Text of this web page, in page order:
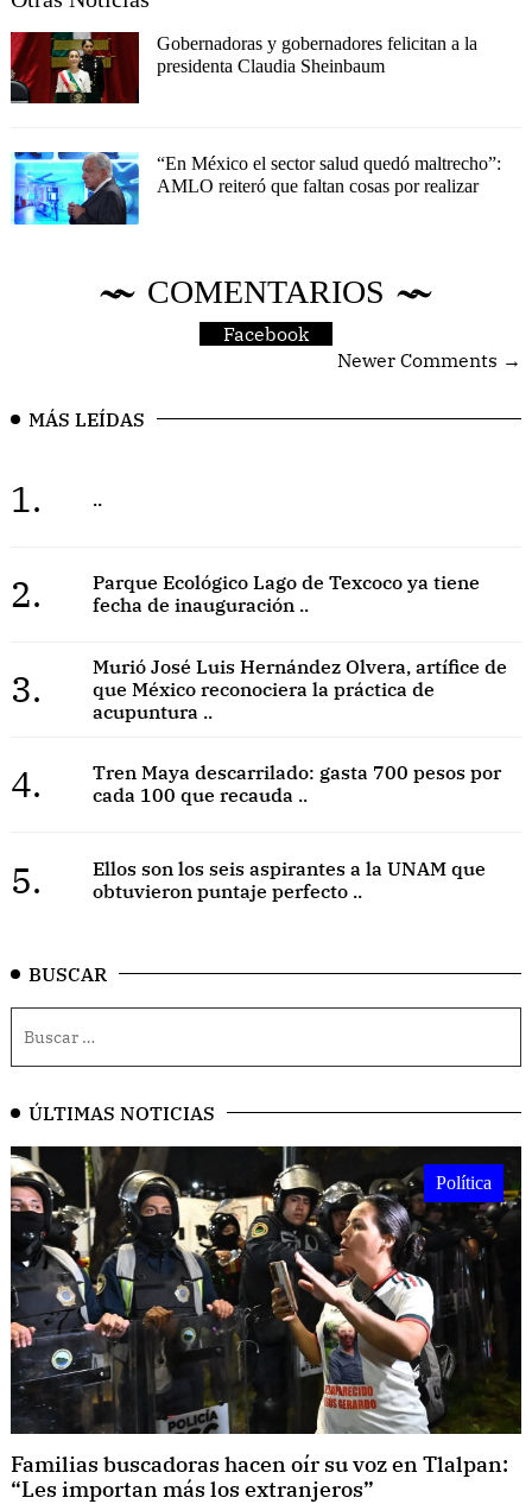
Gobernadoras y gobernadores felicitan a la
presidenta Claudia Sheinbaum
“En México el sector salud quedó maltrecho”:
AMLO reiteró que faltan cosas por realizar
COMENTARIOS
Facebook
Newer Comments →
MÁS LEÍDAS
1. ..
2.
Parque Ecológico Lago de Texcoco ya tiene
fecha de inauguración ..
3.
Murió José Luis Hernández Olvera, artífice de
que México reconociera la práctica de
acupuntura ..
4.
Tren Maya descarrilado: gasta 700 pesos por
cada 100 que recauda ..
5.
Ellos son los seis aspirantes a la UNAM que
obtuvieron puntaje perfecto ..
BUSCAR
ÚLTIMAS NOTICIAS
Política
Familias buscadoras hacen oír su voz en Tlalpan:
“Les importan más los extranjeros”